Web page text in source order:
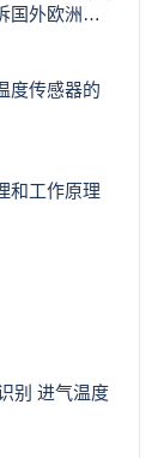
国外欧洲荷
度传感器的
和工作原理
别 进气温度